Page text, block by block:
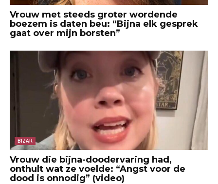
Vrouw met steeds groter wordende
boezem is daten beu: “Bijna elk gesprek
gaat over mijn borsten”
BIZAR
Vrouw die bijna-doodervaring had,
onthult wat ze voelde: “Angst voor de
dood is onnodig” (video)